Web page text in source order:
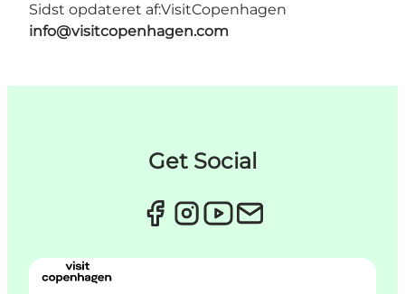
Sidst opdateret af:VisitCopenhagen
info@visitcopenhagen.com
Get Social